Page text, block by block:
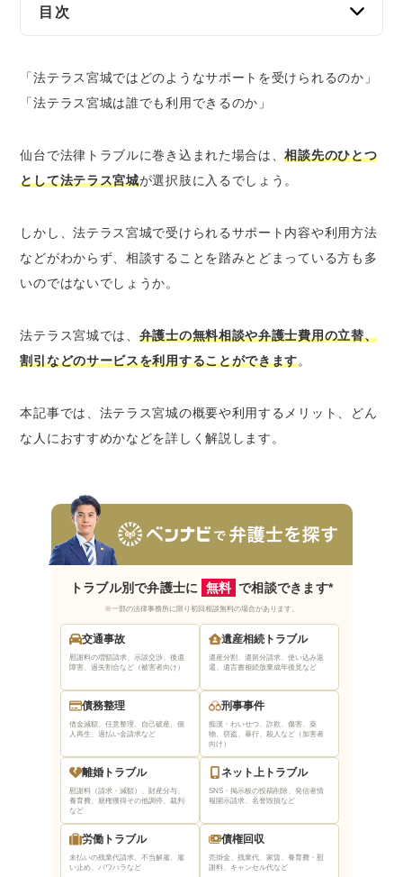
目次
法テラス宮城を利用するメリット
幅広い法律相談に対応している
安い費用で弁護士に依頼できる
弁護士費用の立替制度を利用できる
生活保護を受けている場合は弁護士費用が無
料（免除）になる可能性がある
電話・出張相談など、幅広い相談方法に対応
法テラス宮城を利用する方法
法テラスに相談する入り口は2つ
民事法律扶助制度の審査
法テラス宮城の口コミ・評判は？
法テラス宮城の良い口コミ・評判
法テラス宮城の悪い口コミ・評判
法テラス宮城を利用するデメリットは？
自分で弁護士を選ぶことができない
審査や手続きに時間がかかるケースがある
法テラス宮城を有効活用するためのコツ
質問内容をメモなどに書き起こして準備して
おく
相談内容の登場人物や時系列を整理しておく
援助申込書をあらかじめ記入しておく
「法テラス宮城ではどのようなサポートを受けられるのか」
「法テラス宮城は誰でも利用できるのか」
仙台で法律トラブルに巻き込まれた場合は、相談先のひとつ
として法テラス宮城が選択肢に入るでしょう。
しかし、法テラス宮城で受けられるサポート内容や利用方法
などがわからず、相談することを踏みとどまっている方も多
いのではないでしょうか。
法テラス宮城では、 弁護士の無料相談や弁護士費用の立替、
割引などのサービスを利用することができます。
本記事では、法テラス宮城の概要や利用するメリット、どん
な人におすすめかなどを詳しく解説します。
トラブル別で弁護士に 無料 で相談できます*
※一部の法律事務所に限り初回相談無料の場合があります。
交通事故
慰謝料の増額請求、示談交渉、後遺
障害、過失割合など（被害者向け）
遺産相続トラブル
遺産分割、遺留分請求、使い込み返
還、遺言書相続放棄成年後見など
債務整理
借金減額、任意整理、自己破産、個
人再生、過払い金請求など
刑事事件
痴漢・わいせつ、詐欺、傷害、薬
物、窃盗、暴行、殺人など（加害者
向け）
離婚トラブル
慰謝料（請求・減額）、財産分与、
養育費、親権獲得その他調停、裁判
など
ネット上トラブル
SNS・掲示板の投稿削除、発信者情
報開示請求、名誉毀損など
労働トラブル
未払いの残業代請求、不当解雇、雇
い止め、パワハラなど
債権回収
売掛金、残業代、家賃、養育費・慰
謝料、キャンセル代など